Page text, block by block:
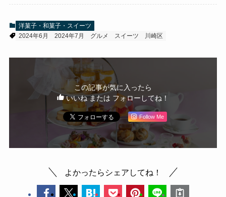
洋菓子・和菓子・スイーツ
2024年6月
2024年7月 グルメ スイーツ 川崎区
この記事が気に入ったら
いいね または フォローしてね！
Follow Me
よかったらシェアしてね！